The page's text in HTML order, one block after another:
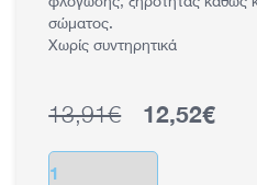
σώματος.
Χωρίς συντηρητικά
Κανονική τιμή
13,91€
Τιμή έκπτωσης
12,52€
Ποσότητα